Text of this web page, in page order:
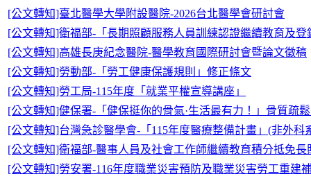
[公文轉知]臺北醫學大學附設醫院-2026台北醫學會研討會
[公文轉知]衛福部-「長期照顧服務人員訓練認證繼續教育及
[公文轉知]高雄長庚紀念醫院-醫學教育國際研討會暨論文徵稿
[公文轉知]勞動部-「勞工健康保護規則」修正條文
[公文轉知]勞工局-115年度「就業平權宣導講座」
[公文轉知]健保署-「健保挺你的骨氣·生活最有力！」骨質疏
[公文轉知]台灣急診醫學會-「115年度醫療整備計畫」(非外科
[公文轉知]衛福部-醫事人員及社會工作師繼續教育積分抵免
[公文轉知]勞安署-116年度職業災害預防及職業災害勞工重建